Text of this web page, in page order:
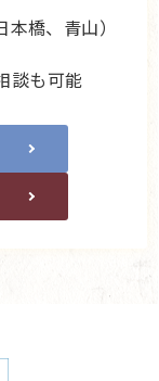
橋、青山）
談も可能